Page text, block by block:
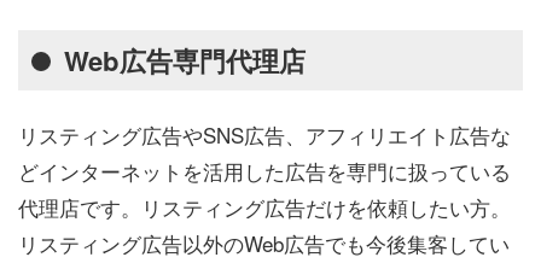
Web広告専門代理店
リスティング広告やSNS広告、アフィリエイト広告な
どインターネットを活用した広告を専門に扱っている
代理店です。リスティング広告だけを依頼したい方。
リスティング広告以外のWeb広告でも今後集客してい